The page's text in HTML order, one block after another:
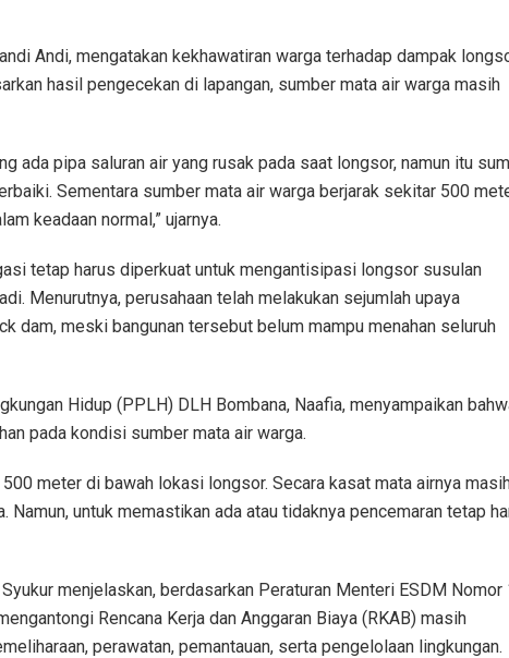
Andi, mengatakan kekhawatiran warga terhadap dampak
hasil pengecekan di lapangan, sumber mata air warga masih
ada pipa saluran air yang rusak pada saat longsor, namun itu
Sementara sumber mata air warga berjarak sekitar 500
keadaan normal,” ujarnya.
tetap harus diperkuat untuk mengantisipasi longsor susulan
Menurutnya, perusahaan telah melakukan sejumlah upaya
dam, meski bangunan tersebut belum mampu menahan seluruh
Hidup (PPLH) DLH Bombana, Naafia, menyampaikan
pada kondisi sumber mata air warga.
meter di bawah lokasi longsor. Secara kasat mata airnya
Namun, untuk memastikan ada atau tidaknya pencemaran tetap
menjelaskan, berdasarkan Peraturan Menteri ESDM Nomor
Rencana Kerja dan Anggaran Biaya (RKAB) masih
perawatan, pemantauan, serta pengelolaan lingkungan.